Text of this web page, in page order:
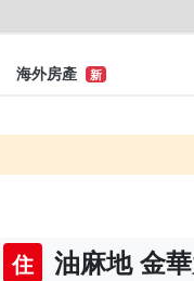
海外房產 新
住
油麻地 金